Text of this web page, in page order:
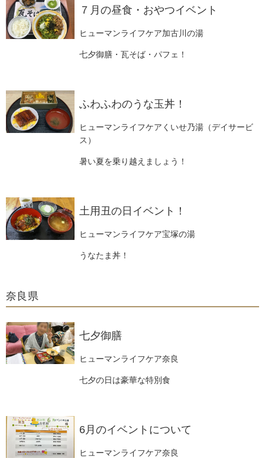
７月の昼食・おやつイベント
ヒューマンライフケア加古川の湯
七夕御膳・瓦そば・パフェ！
ふわふわのうな玉丼！
ヒューマンライフケアくいせ乃湯（デイサービ
ス）
暑い夏を乗り越えましょう！
土用丑の日イベント！
ヒューマンライフケア宝塚の湯
うなたま丼！
奈良県
七夕御膳
ヒューマンライフケア奈良
七夕の日は豪華な特別食
6月のイベントについて
ヒューマンライフケア奈良